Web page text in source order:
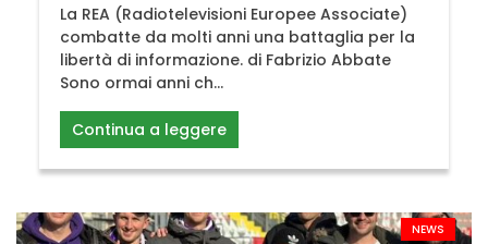
La REA (Radiotelevisioni Europee Associate)
combatte da molti anni una battaglia per la
libertà di informazione. di Fabrizio Abbate
Sono ormai anni ch...
Continua a leggere
NEWS